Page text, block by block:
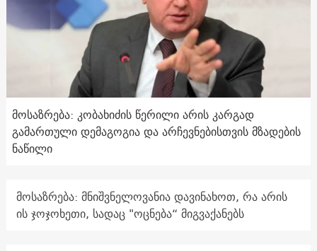
მოსაზრება: კობახიძის წერილი არის კარგად
გამართული დემაგოგია და არჩევნებისთვის მზადების
ნაწილი
მოსაზრება: მნიშვნელოვანია დავინახოთ, რა არის
ის ჯოჯოხეთი, სადაც "ოცნება“ მიგვაქანებს